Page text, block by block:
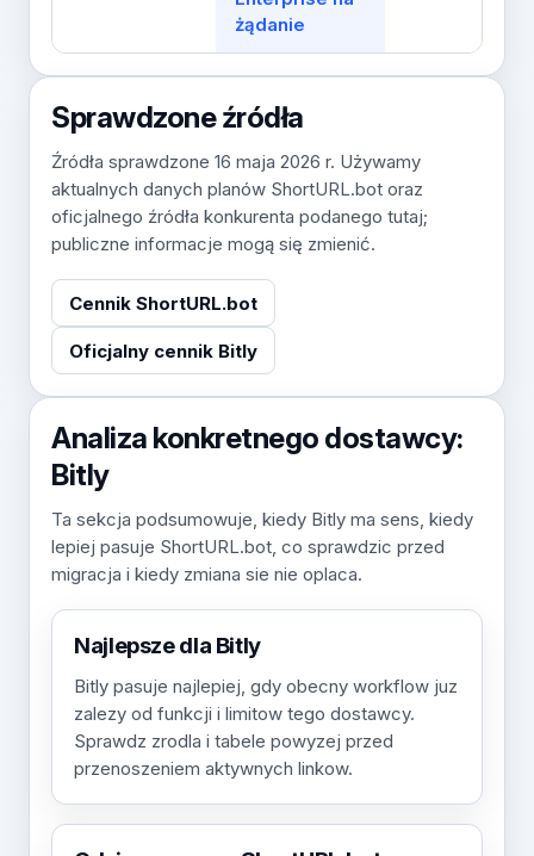
żądanie
Sprawdzone źródła
Źródła sprawdzone 16 maja 2026 r. Używamy
aktualnych danych planów ShortURL.bot oraz
oficjalnego źródła konkurenta podanego tutaj;
publiczne informacje mogą się zmienić.
Cennik ShortURL.bot
Oficjalny cennik Bitly
Analiza konkretnego dostawcy:
Bitly
Ta sekcja podsumowuje, kiedy Bitly ma sens, kiedy
lepiej pasuje ShortURL.bot, co sprawdzic przed
migracja i kiedy zmiana sie nie oplaca.
Najlepsze dla Bitly
Bitly pasuje najlepiej, gdy obecny workflow juz
zalezy od funkcji i limitow tego dostawcy.
Sprawdz zrodla i tabele powyzej przed
przenoszeniem aktywnych linkow.